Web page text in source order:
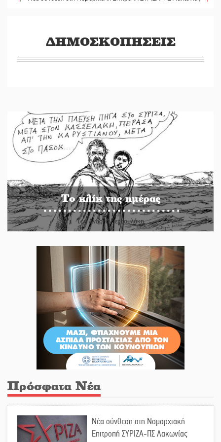
ΔΗΜΟΣΚΟΠΗΣΕΙΣ
Το κλίκ της ημέρας
Του Ανδρέα Πετρουλάκη
Πρόσφατα Νέα
Νέα σύνθεση στη Νομαρχιακή
Επιτροπή ΣΥΡΙΖΑ-ΠΣ Λακωνίας